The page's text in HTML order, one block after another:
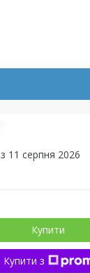
11 серпня 2026
Купити
Купити з